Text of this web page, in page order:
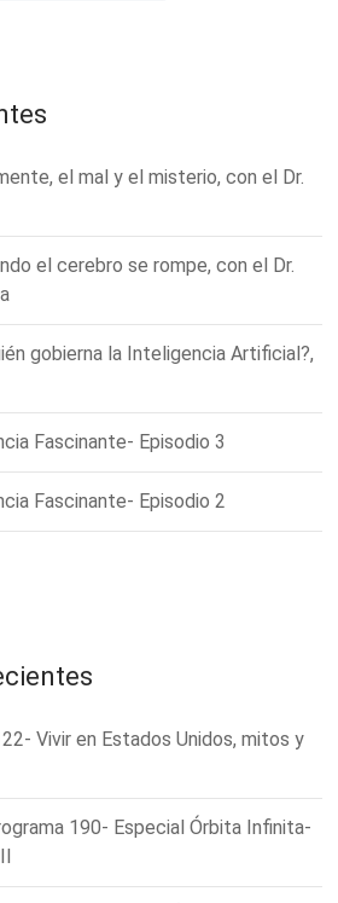
el mal y el misterio, con el Dr.
el cerebro se rompe, con el Dr.
gobierna la Inteligencia Artificial?,
Fascinante- Episodio 3
Fascinante- Episodio 2
Vivir en Estados Unidos, mitos y
190- Especial Órbita Infinita-